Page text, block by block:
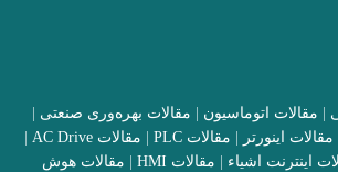
مقالات اتوماسیون مقالات بهره‌وری صنعتی
مقالات اینورتر مقالات PLC مقالات AC Drive
اینترنت اشیاء مقالات HMI
مقالات هوش